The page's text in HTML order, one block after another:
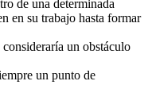
de una determinada
en su trabajo hasta formar
un obstáculo
un punto de